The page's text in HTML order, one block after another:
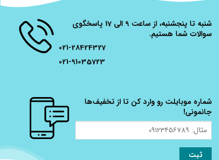
شنبه تا پنجشنبه، از ساعت 9 الی 17 پاسخگوی
سوالات شما هستیم.
021-28424327
021-91035723
شماره موبایلت رو وارد کن تا از تخفیف‌ها
جانمونی!
مثال:
09123456789